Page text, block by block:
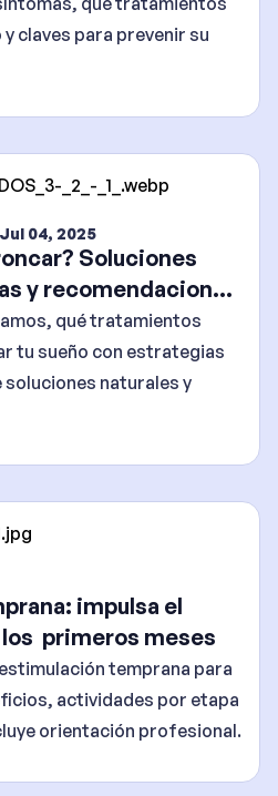
claves para prevenir su
Jul 04, 2025
Soluciones
y recomendaciones
qué tratamientos
tu sueño con estrategias
naturales y
impulsa el
primeros meses
temprana para
actividades por etapa
orientación profesional.